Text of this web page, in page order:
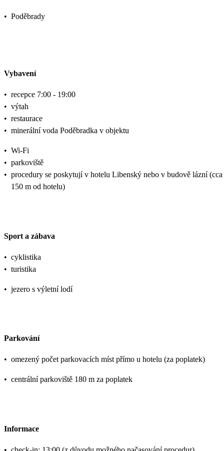
• Poděbrady
Vybavení
• recepce 7:00 - 19:00
• výtah
• restaurace
• minerální voda Poděbradka v objektu
• Wi-Fi
• parkoviště
• procedury se poskytují v hotelu Libenský nebo v budově lázní (cca
150 m od hotelu)
Sport a zábava
• cyklistika
• turistika
• jezero s výletní lodí
Parkování
• omezený počet parkovacích míst přímo u hotelu (za poplatek)
• centrální parkoviště 180 m za poplatek
Informace